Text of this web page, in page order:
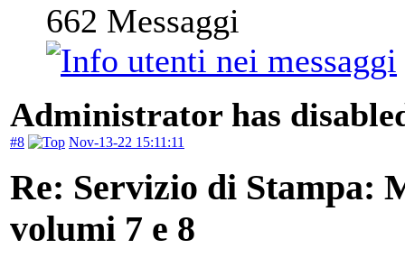
662 Messaggi
Administrator has
#8 Nov-13-22 15:11:11
Re: Servizio di Stampa:
volumi 7 e 8